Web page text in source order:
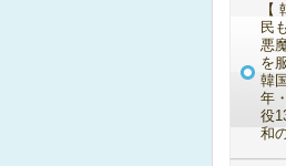
【
民
悪
を
韓
年
役
和